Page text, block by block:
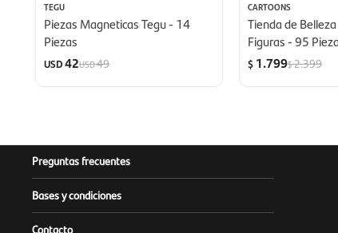
TEGU
Piezas Magneticas Tegu - 14
Piezas
USD42USD49
CARTOONS
Tienda de
Figuras - 95
$ 1.799$2.399
Preguntas frecuentes
Bases y condiciones
Contacto